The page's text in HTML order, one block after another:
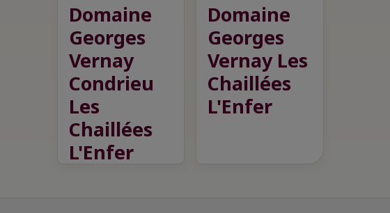
Domaine
Georges
Vernay
Condrieu
Les
Chaillées
L'Enfer
Domaine
Georges
Vernay Les
Chaillées
L'Enfer